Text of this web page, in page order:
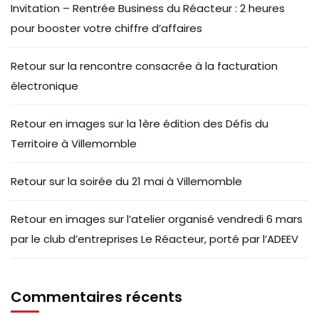
Invitation – Rentrée Business du Réacteur : 2 heures
pour booster votre chiffre d’affaires
Retour sur la rencontre consacrée à la facturation
électronique
Retour en images sur la 1ère édition des Défis du
Territoire à Villemomble
Retour sur la soirée du 21 mai à Villemomble
Retour en images sur l’atelier organisé vendredi 6 mars
par le club d’entreprises Le Réacteur, porté par l’ADEEV
Commentaires récents